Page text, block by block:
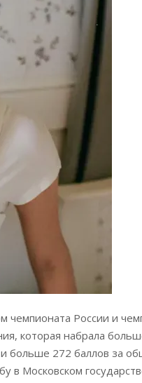
чемпионата России и
которая набрала
больше 272 баллов за
в Московском